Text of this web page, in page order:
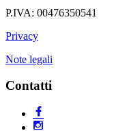
P.IVA: 00476350541
Privacy
Note legali
Contatti